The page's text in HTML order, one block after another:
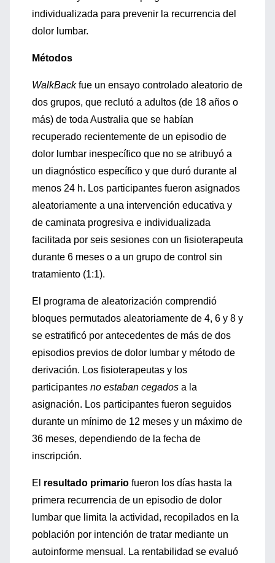
individualizada para prevenir la recurrencia del
dolor lumbar.
Métodos
WalkBackfue un ensayo controlado aleatorio de
dos grupos, que reclutó a adultos (de 18 años o
más) de toda Australia que se habían
recuperado recientemente de un episodio de
dolor lumbar inespecífico que no se atribuyó a
un diagnóstico específico y que duró durante al
menos 24 h. Los participantes fueron asignados
aleatoriamente a una intervención educativa y
de caminata progresiva e individualizada
facilitada por seis sesiones con un fisioterapeuta
durante 6 meses o a un grupo de control sin
tratamiento (1:1).
El programa de aleatorización comprendió
bloques permutados aleatoriamente de 4, 6 y 8 y
se estratificó por antecedentes de más de dos
episodios previos de dolor lumbar y método de
derivación. Los fisioterapeutas y los
participantes no estaban cegados a la
asignación. Los participantes fueron seguidos
durante un mínimo de 12 meses y un máximo de
36 meses, dependiendo de la fecha de
inscripción.
El resultado primario fueron los días hasta la
primera recurrencia de un episodio de dolor
lumbar que limita la actividad, recopilados en la
población por intención de tratar mediante un
autoinforme mensual. La rentabilidad se evaluó